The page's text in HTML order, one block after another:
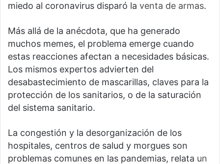
miedo al coronavirus disparó la venta de armas.
Más allá de la anécdota, que ha generado
muchos memes, el problema emerge cuando
estas reacciones afectan a necesidades básicas.
Los mismos expertos advierten del
desabastecimiento de mascarillas, claves para la
protección de los sanitarios, o de la saturación
del sistema sanitario.
La congestión y la desorganización de los
hospitales, centros de salud y morgues son
problemas comunes en las pandemias, relata un